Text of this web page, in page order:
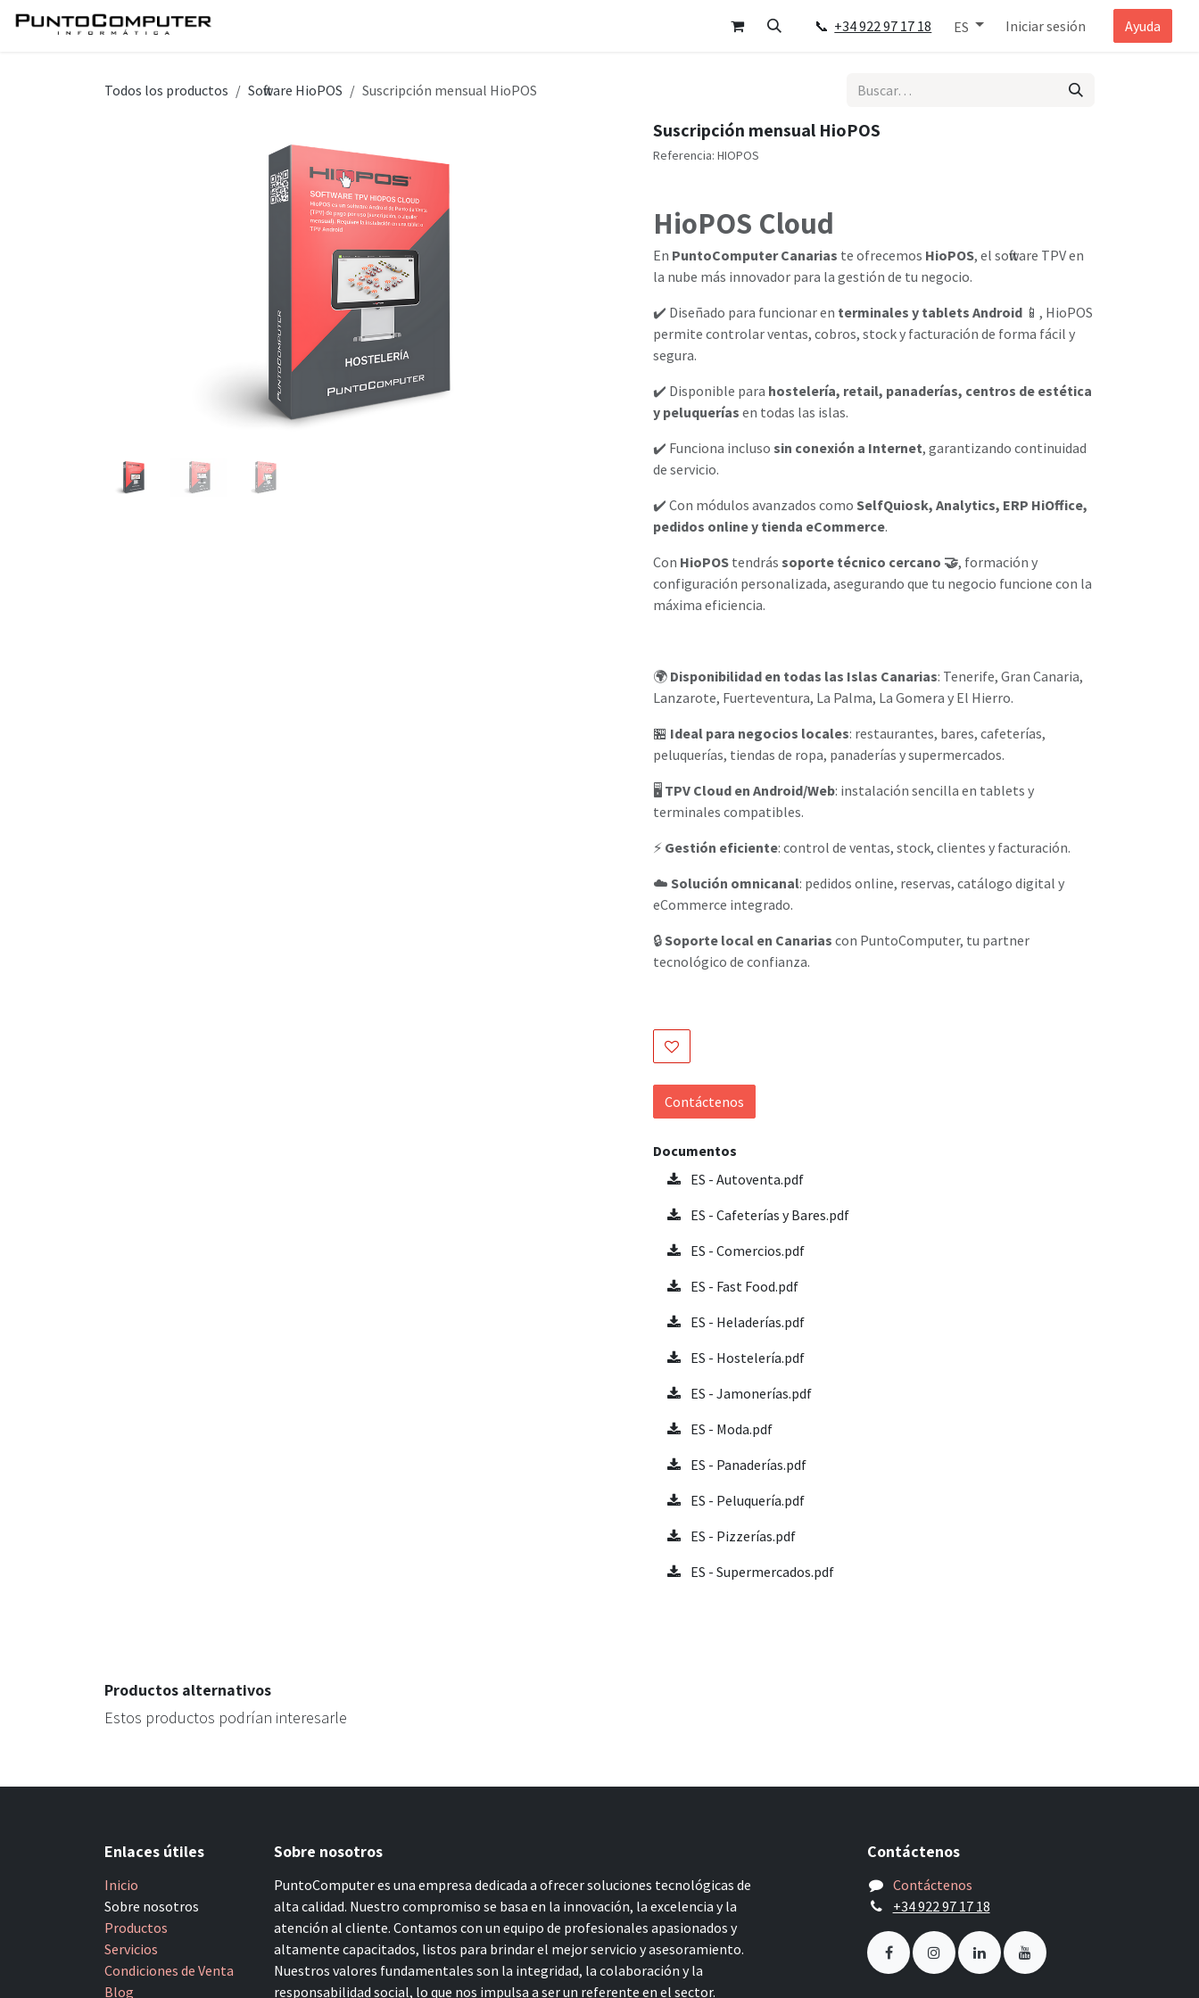
Ir al contenido
📞 +34 922 97 17 18 ES Iniciar sesión Ayuda
Todos los productos Software HioPOS Suscripción mensual HioPOS
Suscripción mensual HioPOS
Referencia: HIOPOS
HioPOS Cloud
En PuntoComputer Canarias te ofrecemos HioPOS, el software TPV en
la nube más innovador para la gestión de tu negocio.
✔️ Diseñado para funcionar en terminales y tablets Android 📱, HioPOS
permite controlar ventas, cobros, stock y facturación de forma fácil y
segura.
✔️ Disponible para hostelería, retail, panaderías, centros de estética
y peluquerías en todas las islas.
✔️ Funciona incluso sin conexión a Internet, garantizando continuidad
de servicio.
✔️ Con módulos avanzados como SelfQuiosk, Analytics, ERP HiOffice,
pedidos online y tienda eCommerce.
Con HioPOS tendrás soporte técnico cercano 🤝, formación y
configuración personalizada, asegurando que tu negocio funcione con la
máxima eficiencia.
🌍 Disponibilidad en todas las Islas Canarias: Tenerife, Gran Canaria,
Lanzarote, Fuerteventura, La Palma, La Gomera y El Hierro.
🏪 Ideal para negocios locales: restaurantes, bares, cafeterías,
peluquerías, tiendas de ropa, panaderías y supermercados.
🖥️ TPV Cloud en Android/Web: instalación sencilla en tablets y
terminales compatibles.
⚡ Gestión eficiente: control de ventas, stock, clientes y facturación.
☁️ Solución omnicanal: pedidos online, reservas, catálogo digital y
eCommerce integrado.
🔒Soporte local en Canarias con PuntoComputer, tu partner
tecnológico de confianza.
Contáctenos
Documentos
ES - Autoventa.pdf
ES - Cafeterías y Bares.pdf
ES - Comercios.pdf
ES - Fast Food.pdf
ES - Heladerías.pdf
ES - Hostelería.pdf
ES - Jamonerías.pdf
ES - Moda.pdf
ES - Panaderías.pdf
ES - Peluquería.pdf
ES - Pizzerías.pdf
ES - Supermercados.pdf
Productos alternativos
Estos productos podrían interesarle
Enlaces útiles
Inicio
Sobre nosotros
Productos
Servicios
Condiciones de Venta
Blog
Sobre nosotros
PuntoComputer es una empresa dedicada a ofrecer soluciones tecnológicas de
alta calidad. Nuestro compromiso se basa en la innovación, la excelencia y la
atención al cliente. Contamos con un equipo de profesionales apasionados y
altamente capacitados, listos para brindar el mejor servicio y asesoramiento.
Nuestros valores fundamentales son la integridad, la colaboración y la
responsabilidad social, lo que nos impulsa a ser un referente en el sector.
Contáctenos
Contáctenos
+34 922 97 17 18